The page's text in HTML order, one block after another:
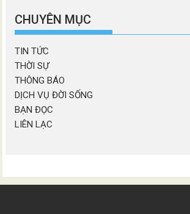
mục
CHUYÊN MỤC
TIN TỨC
THỜI SỰ
THÔNG BÁO
DỊCH VỤ ĐỜI SỐNG
BẠN ĐỌC
LIÊN LẠC